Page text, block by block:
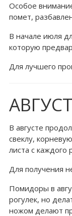
Особое
помет,
В начале июля
которую
Для лучшего
АВГУСТ
В августе
свеклу,
листа с каждого
Для получения
Помидоры в
рогулек, но
ножом делают